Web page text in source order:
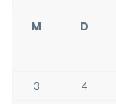
M D
3
4